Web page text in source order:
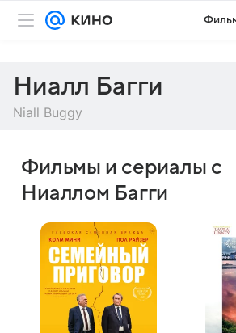
Ниалл Багги
Niall Buggy
Фильмы и сериалы с
Ниаллом Багги